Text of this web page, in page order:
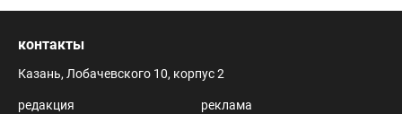
контакты
Казань, Лобачевского 10, корпус 2
редакция
реклама